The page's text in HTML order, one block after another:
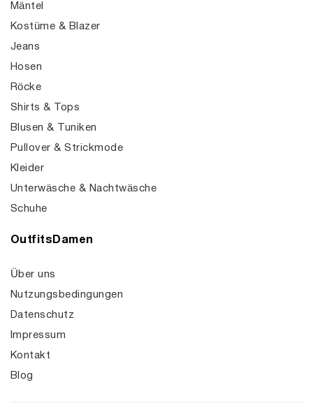
Mäntel
Kostüme & Blazer
Jeans
Hosen
Röcke
Shirts & Tops
Blusen & Tuniken
Pullover & Strickmode
Kleider
Unterwäsche & Nachtwäsche
Schuhe
OutfitsDamen
Über uns
Nutzungsbedingungen
Datenschutz
Impressum
Kontakt
Blog